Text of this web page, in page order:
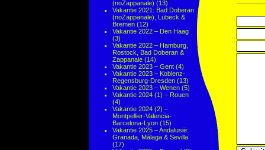
(noZappanale) (13)
Vakantie 2021: Bad Doberan
(noZappanale), Lübeck &
Bremen (12)
Vakantie 2022 – Den Haag
(3)
Vakantie 2022 – Hamburg,
Rostock, Bad Doberan &
Zappanale (14)
Vakantie 2023 – Gent (4)
Vakantie 2023 – Koblenz-
Regensburg-Dresden (13)
Vakantie 2023 – Wenen (5)
Vakantie 2024 (1) – Rouen
(4)
Vakantie 2024 (2) –
Montpellier-Valencia-
Barcelona-Lyon (15)
Vakantie 2025 – Andalusië:
Granada, Málaga & Sevilla
(17)